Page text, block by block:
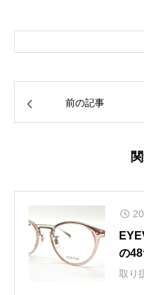
前の記事
の
取り